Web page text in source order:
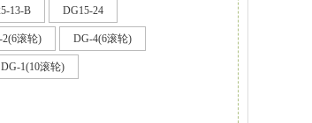
13-B DG15-24
2(6滚轮) DG-4(6滚轮)
DG-1(10滚轮)